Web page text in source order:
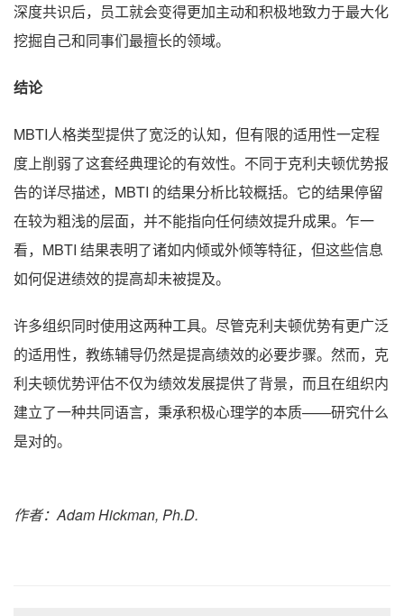
深度共识后，员工就会变得更加主动和积极地致力于最大化
挖掘自己和同事们最擅长的领域。
结论
MBTI人格类型提供了宽泛的认知，但有限的适用性一定程
度上削弱了这套经典理论的有效性。不同于克利夫顿优势报
告的详尽描述，MBTI 的结果分析比较概括。它的结果停留
在较为粗浅的层面，并不能指向任何绩效提升成果。乍一
看，MBTI 结果表明了诸如内倾或外倾等特征，但这些信息
如何促进绩效的提高却未被提及。
许多组织同时使用这两种工具。尽管克利夫顿优势有更广泛
的适用性，教练辅导仍然是提高绩效的必要步骤。然而，克
利夫顿优势评估不仅为绩效发展提供了背景，而且在组织内
建立了一种共同语言，秉承积极心理学的本质——研究什么
是对的。
作者：Adam Hickman, Ph.D.